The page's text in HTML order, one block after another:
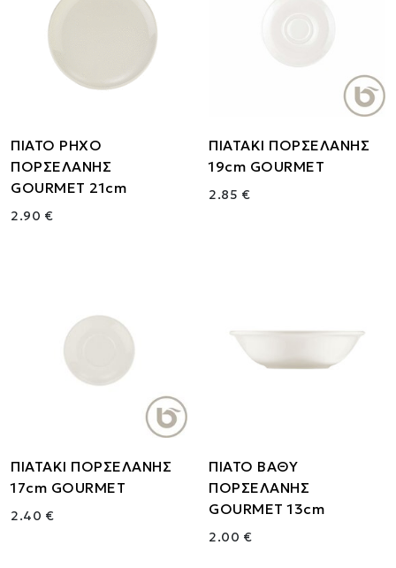
ΠΙΑΤΟ ΡΗΧΟ
ΠΟΡΣΕΛΑΝΗΣ
GOURMET 21cm
2.90 €
ΠΙΑΤΑΚΙ ΠΟΡΣΕΛΑΝΗΣ
19cm GOURMET
2.85 €
ΠΙΑΤΑΚΙ ΠΟΡΣΕΛΑΝΗΣ
17cm GOURMET
2.40 €
ΠΙΑΤΟ ΒΑΘΥ
ΠΟΡΣΕΛΑΝΗΣ
GOURMET 13cm
2.00 €